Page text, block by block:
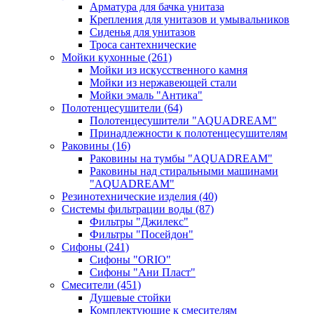
Арматура для бачка унитаза
Крепления для унитазов и умывальников
Сиденья для унитазов
Троса сантехнические
Мойки кухонные (261)
Мойки из искусственного камня
Мойки из нержавеющей стали
Мойки эмаль "Антика"
Полотенцесушители (64)
Полотенцесушители "AQUADREAM"
Принадлежности к полотенцесушителям
Раковины (16)
Раковины на тумбы "AQUADREAM"
Раковины над стиральными машинами
"AQUADREAM"
Резинотехнические изделия (40)
Системы фильтрации воды (87)
Фильтры "Джилекс"
Фильтры "Посейдон"
Сифоны (241)
Сифоны "ORIO"
Сифоны "Ани Пласт"
Смесители (451)
Душевые стойки
Комплектующие к смесителям